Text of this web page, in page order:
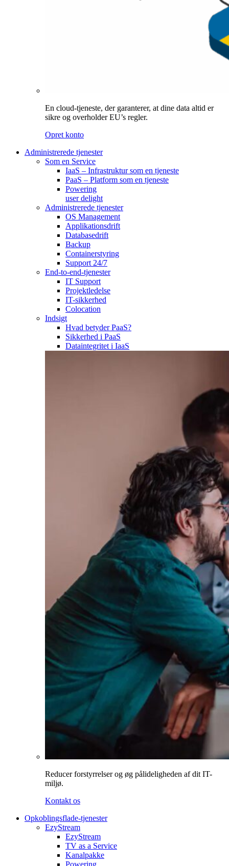
En cloud-tjeneste, der garanterer, at dine data altid er
sikre og overholder EU’s regler.
Opret konto
Administrerede tjenester
Som en Service
IaaS – Infrastruktur som en tjeneste
PaaS – Platform som en tjeneste
Powering
user delight
Administrerede tjenester
OS Management
Applikationsdrift
Databasedrift
Backup
Containerstyring
Support 24/7
End-to-end-tjenester
IT Support
Projektledelse
IT-sikkerhed
Colocation
Indsigt
Hvad betyder PaaS?
Sikkerhed i PaaS
Dataintegritet i IaaS
Reducer forstyrrelser og øg pålideligheden af dit IT-
miljø.
Kontakt os
Opkoblingsflade-tjenester
EzyStream
EzyStream
TV as a Service
Kanalpakke